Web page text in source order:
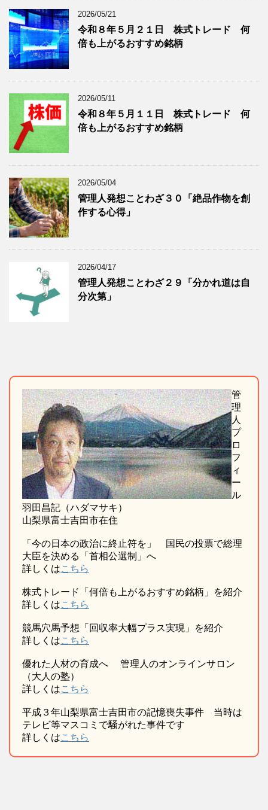
記
事
を
表
示
グ
記
事
を
表
示
2026/05/21
令和８年５月２１日 株式トレード 何
倍も上がるおすすめ銘柄
2026/05/11
令和８年５月１１日 株式トレード 何
倍も上がるおすすめ銘柄
2026/05/04
管理人発想ことわざ３０「絶品作物を創
作する心得」
2026/04/17
管理人発想ことわざ２９「分かれ道は自
分次第」
管
理
人
プ
ロ
フ
ィ
ー
ル
羽田昌記（ハダマサキ）
山梨県富士吉田市在住
「今の日本の政治に終止符を」 国民の投票で総理
大臣を決める「首相公選制」へ
詳しくはこちら
株式トレード「何倍も上がるおすすめ銘柄」を紹介
詳しくはこちら
競馬穴馬予想「回収率大幅プラス実現」を紹介
詳しくはこちら
優れた人材の育成へ 管理人のオンラインサロン
（大人の塾）
詳しくはこちら
平成３年山梨県富士吉田市の記憶喪失事件 当時は
テレビ等マスコミで騒がれた事件です
詳しくはこちら